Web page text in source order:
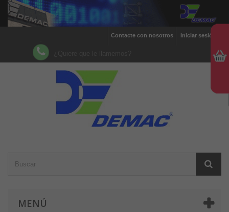
Iniciar sesión
Contacte con nosotros
MENÚ